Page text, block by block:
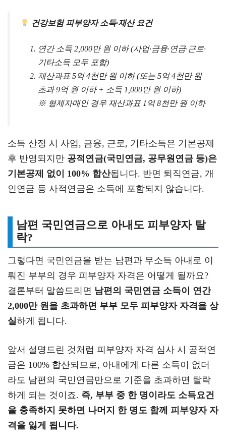
건강보험 피부양자 소득·재산 요건
연간 소득 2,000만 원 이하 (사업·금융·연금·근로·
기타소득 모두 포함)
재산과표 5억 4천만 원 이하 (또는 5억 4천만 원
초과 9억 원 이하 + 소득 1,000만 원 이하)
※ 형제자매인 경우 재산과표 1억 8천만 원 이하
소득 산정 시 사업, 금융, 근로, 기타소득은 기본공제
후 반영되지만 공적연금(국민연금, 공무원연금 등)은
기본공제 없이 100% 합산됩니다. 반면 퇴직연금, 개
인연금 등 사적연금은 소득에 포함되지 않습니다.
남편 국민연금으로 아내도 피부양자 탈
락?
그렇다면 국민연금을 받는 남편과 무소득 아내로 이
뤄진 부부의 경우 피부양자 자격은 어떻게 될까요?
결론부터 말씀드리면 남편의 국민연금 소득이 연간
2,000만 원을 초과하면 부부 모두 피부양자 자격을 상
실하게 됩니다.
앞서 설명드린 것처럼 피부양자 자격 심사 시 공적연
금은 100% 합산되므로, 아내에게 다른 소득이 없더
라도 남편의 국민연금만으로 기준을 초과하면 탈락
하게 되는 것이죠. 즉, 부부 중 한 명이라도 소득요건
을 충족하지 못하면 나머지 한 명도 함께 피부양자 자
격을 잃게 됩니다.